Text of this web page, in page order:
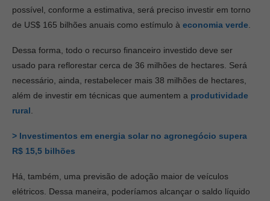
possível, conforme a estimativa, será preciso investir em torno
de US$ 165 bilhões anuais como estímulo à economia verde
Dessa forma, todo o recurso financeiro investido deve ser
usado para reflorestar cerca de 36 milhões de hectares. Será
necessário, ainda, restabelecer mais 38 milhões de hectares,
além de investir em técnicas que aumentem a produtividade
rural
> Investimentos em energia solar no agronegócio supera
R$ 15,5 bilhões
Há, também, uma previsão de adoção maior de veículos
elétricos. Dessa maneira, poderíamos alcançar o saldo líquido